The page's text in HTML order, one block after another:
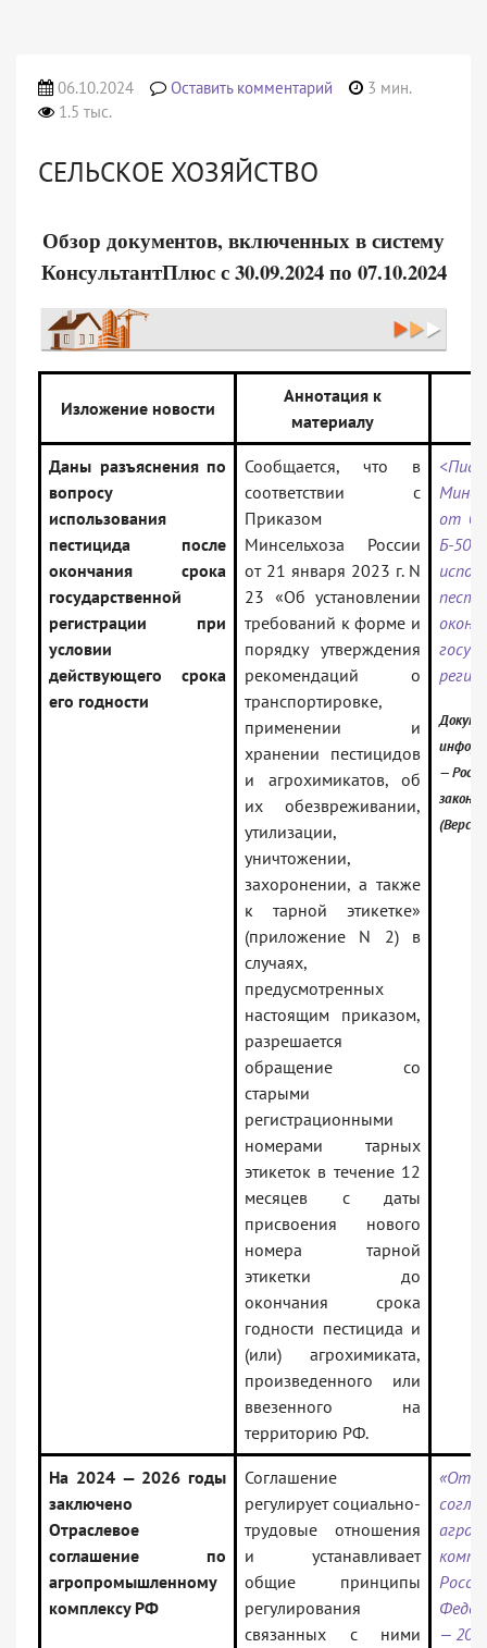
06.10.2024 Оставить комментарий
3 мин.
1.5 тыс.
СЕЛЬСКОЕ ХОЗЯЙСТВО
Обзор документов, включенных в систему
КонсультантПлюс с 30.09.2024 по 07.10.2024
Изложение новости
Аннотация к
материалу
Даны разъяснения по
вопросу
использования
пестицида после
окончания срока
государственной
регистрации при
условии
действующего срока
его годности
Сообщается, что в
соответствии с
Приказом
Минсельхоза России
от 21 января 2023 г. N
23 «Об установлении
требований к форме и
порядку утверждения
рекомендаций о
транспортировке,
применении и
хранении пестицидов
и агрохимикатов, об
их обезвреживании,
утилизации,
уничтожении,
захоронении, а также
к тарной этикетке»
(приложение N 2) в
случаях,
предусмотренных
настоящим приказом,
разрешается
обращение со
старыми
регистрационными
номерами тарных
этикеток в течение 12
месяцев с даты
присвоения нового
номера тарной
этикетки до
окончания срока
годности пестицида и
(или) агрохимиката,
произведенного или
ввезенного на
территорию РФ.
от
Б-
—
На 2024 — 2026 годы
заключено
Отраслевое
соглашение по
агропромышленному
комплексу РФ
Соглашение
регулирует социально-
трудовые отношения
и устанавливает
общие принципы
регулирования
связанных с ними
—